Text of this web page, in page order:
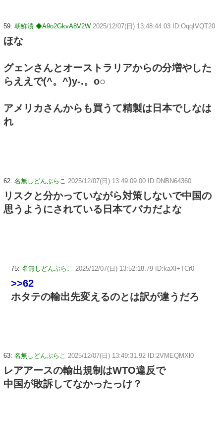
59: 朝鮮漬 ◆A9o2GkvA8V2W 2025/12/07(日) 13:48:44.03 ID:OqqIVQT20
ほな
グェンさんとオーストラリアからの分増やした
らええで(^。^)y-.。o○
アメリカさんからも買うて精製は日本でしなは
れ
62: 名無しどんぶらこ 2025/12/07(日) 13:49:09.00 ID:DNBN64360
リスクと分かっていながら対策しないで中国の
思うようにされている日本てバカだよな
75: 名無しどんぶらこ 2025/12/07(日) 13:52:18.79 ID:kaXl+TCr0
>>62
ホタテの輸出先変えるのとは訳が違うだろ
63: 名無しどんぶらこ 2025/12/07(日) 13:49:31.92 ID:2VMEQMXl0
レアアースの輸出規制はWTO違反で
中国が敗訴してなかったっけ？